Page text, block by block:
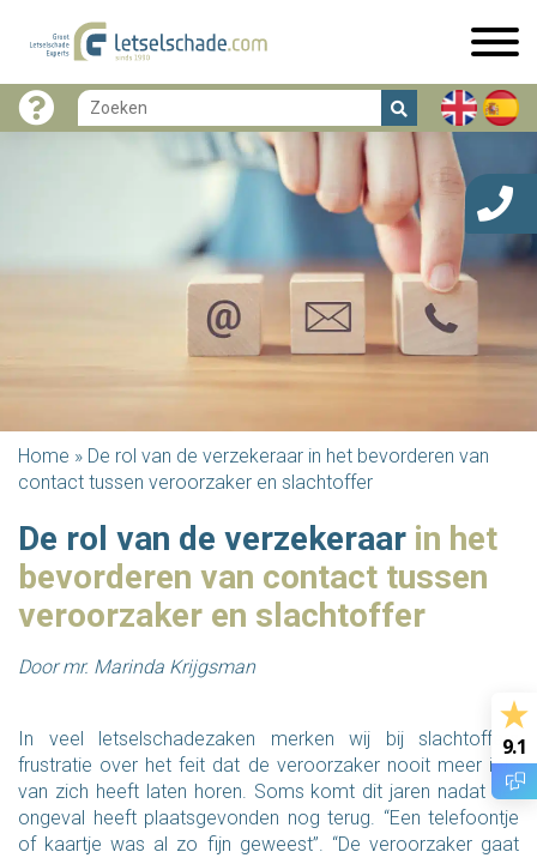
Home » De rol van de verzekeraar in het bevorderen van
contact tussen veroorzaker en slachtoffer
De rol van de verzekeraar in het
bevorderen van contact tussen
veroorzaker en slachtoffer
Door mr. Marinda Krijgsman
In veel letselschadezaken merken wij bij slachtoffers
frustratie over het feit dat de veroorzaker nooit meer iets
van zich heeft laten horen. Soms komt dit jaren nadat het
ongeval heeft plaatsgevonden nog terug. “Een telefoontje
of kaartje was al zo fijn geweest”. “De veroorzaker gaat
9.1